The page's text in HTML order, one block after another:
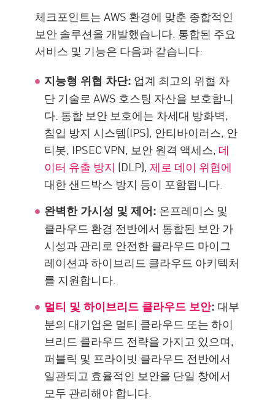
체크포인트는 AWS 환경에 맞춘 종합적인
보안 솔루션을 개발했습니다. 통합된 주요
서비스 및 기능은 다음과 같습니다:
지능형 위협 차단: 업계 최고의 위협 차
단 기술로 AWS 호스팅 자산을 보호합니
다. 통합 보안 보호에는 차세대 방화벽,
침입 방지 시스템(IPS), 안티바이러스, 안
티봇, IPSEC VPN, 보안 원격 액세스, 데
이터 유출 방지 (DLP),제로 데이 위협에
대한 샌드박스 방지 등이 포함됩니다.
완벽한 가시성 및 제어: 온프레미스 및
클라우드 환경 전반에서 통합된 보안 가
시성과 관리로 안전한 클라우드 마이그
레이션과 하이브리드 클라우드 아키텍처
를 지원합니다.
멀티 및 하이브리드 클라우드 보안: 대부
분의 대기업은 멀티 클라우드 또는 하이
브리드 클라우드 전략을 가지고 있으며,
퍼블릭 및 프라이빗 클라우드 전반에서
일관되고 효율적인 보안을 단일 창에서
모두 관리해야 합니다.